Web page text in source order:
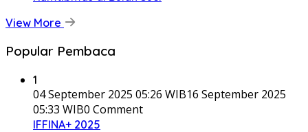
View More
Popular Pembaca
1
04 September 2025 05:26 WIB16 September 2025
05:33 WIB0 Comment
IFFINA+ 2025